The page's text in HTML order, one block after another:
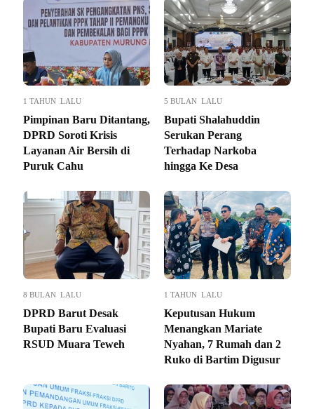
1 TAHUN LALU
Pimpinan Baru Ditantang,
DPRD Soroti Krisis
Layanan Air Bersih di
Puruk Cahu
5 BULAN LALU
Bupati Shalahuddin
Serukan Perang
Terhadap Narkoba
hingga Ke Desa
8 BULAN LALU
DPRD Barut Desak
Bupati Baru Evaluasi
RSUD Muara Teweh
1 TAHUN LALU
Keputusan Hukum
Menangkan Mariate
Nyahan, 7 Rumah dan 2
Ruko di Bartim Digusur